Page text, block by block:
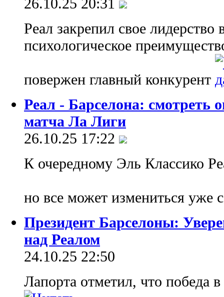
Реал закрепил свое
психологическое
повержен главный конкурент
Реал - Барселона: смотреть
матча Ла Лиги
26.10.25 17:22
К очередному Эль Классико
но все может измениться уже
Президент Барселоны:
над Реалом
24.10.25 22:50
Лапорта отметил, что победа